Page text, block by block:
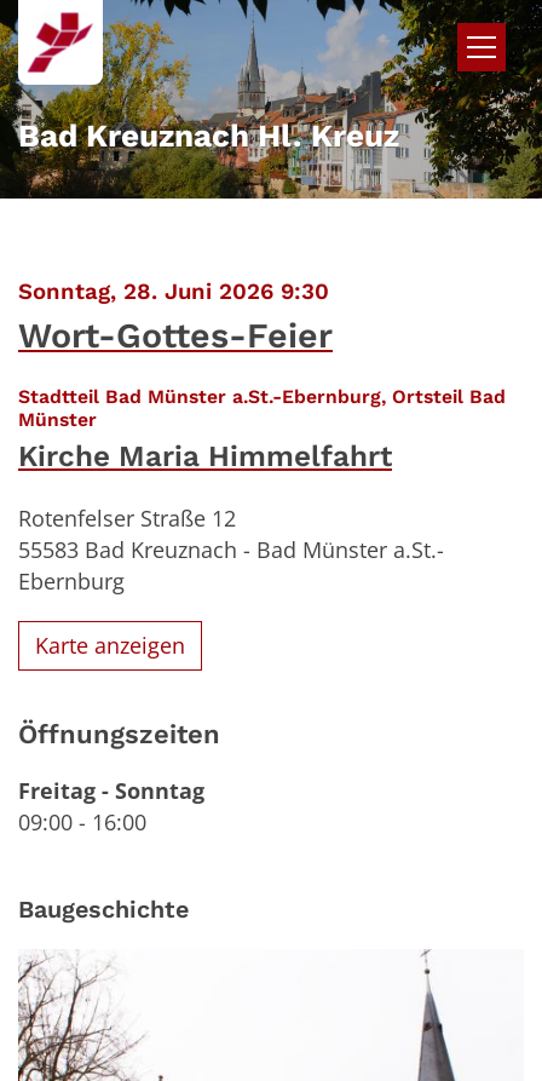
Zum Inhalt springen
Bad Kreuznach Hl. Kreuz
Sonntag, 28. Juni 2026 9:30
Wort-Gottes-Feier
Stadtteil Bad Münster a.St.-Ebernburg, Ortsteil Bad
Münster:
Kirche Maria Himmelfahrt
Rotenfelser Straße 12
55583 Bad Kreuznach - Bad Münster a.St.-
Ebernburg
Karte anzeigen
Öffnungszeiten
Freitag - Sonntag
09:00 - 16:00
Baugeschichte